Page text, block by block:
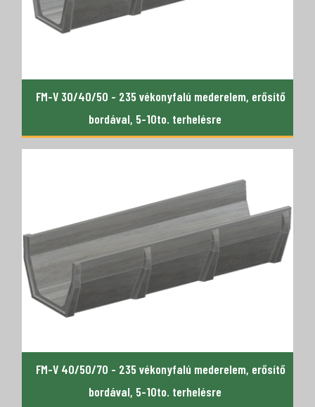
FM-V 30/40/50 - 235 vékonyfalú mederelem, erősítő
bordával, 5-10to. terhelésre
FM-V 40/50/70 - 235 vékonyfalú mederelem, erősítő
bordával, 5-10to. terhelésre